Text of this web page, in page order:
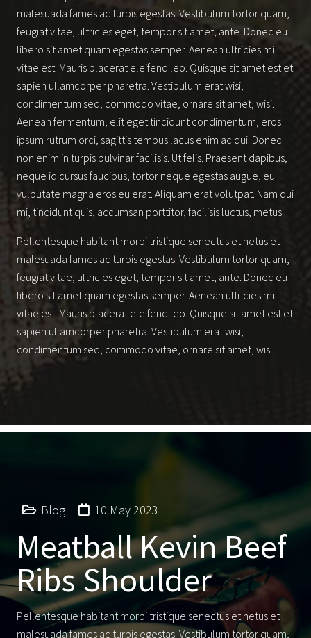
malesuada fames ac turpis egestas. Vestibulum tortor quam,
feugiat vitae, ultricies eget, tempor sit amet, ante. Donec eu
libero sit amet quam egestas semper. Aenean ultricies mi
vitae est. Mauris placerat eleifend leo. Quisque sit amet est et
sapien ullamcorper pharetra. Vestibulum erat wisi,
condimentum sed, commodo vitae, ornare sit amet, wisi.
Aenean fermentum, elit eget tincidunt condimentum, eros
ipsum rutrum orci, sagittis tempus lacus enim ac dui. Donec
non enim in turpis pulvinar facilisis. Ut felis. Praesent dapibus,
neque id cursus faucibus, tortor neque egestas augue, eu
vulputate magna eros eu erat. Aliquam erat volutpat. Nam dui
mi, tincidunt quis, accumsan porttitor, facilisis luctus, metus
Pellentesque habitant morbi tristique senectus et netus et
malesuada fames ac turpis egestas. Vestibulum tortor quam,
feugiat vitae, ultricies eget, tempor sit amet, ante. Donec eu
libero sit amet quam egestas semper. Aenean ultricies mi
vitae est. Mauris placerat eleifend leo. Quisque sit amet est et
sapien ullamcorper pharetra. Vestibulum erat wisi,
condimentum sed, commodo vitae, ornare sit amet, wisi.
Blog 10 May 2023
Meatball Kevin Beef
Ribs Shoulder
Pellentesque habitant morbi tristique senectus et netus et
malesuada fames ac turpis egestas. Vestibulum tortor quam,